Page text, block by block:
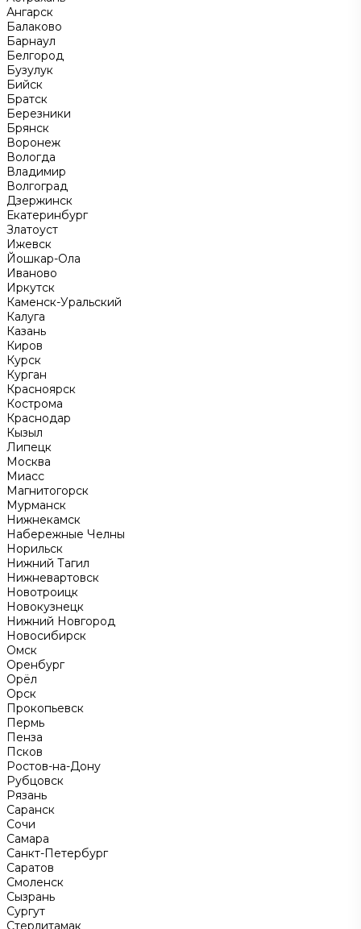
Ангарск
Балаково
Барнаул
Белгород
Бузулук
Бийск
Братск
Березники
Брянск
Воронеж
Вологда
Владимир
Волгоград
Дзержинск
Екатеринбург
Златоуст
Ижевск
Йошкар-Ола
Иваново
Иркутск
Каменск-Уральский
Калуга
Казань
Киров
Курск
Курган
Красноярск
Кострома
Краснодар
Кызыл
Липецк
Москва
Миасс
Магнитогорск
Мурманск
Нижнекамск
Набережные Челны
Норильск
Нижний Тагил
Нижневартовск
Новотроицк
Новокузнецк
Нижний Новгород
Новосибирск
Омск
Оренбург
Орёл
Орск
Прокопьевск
Пермь
Пенза
Псков
Ростов-на-Дону
Рубцовск
Рязань
Саранск
Сочи
Самара
Санкт-Петербург
Саратов
Смоленск
Сызрань
Сургут
Стерлитамак